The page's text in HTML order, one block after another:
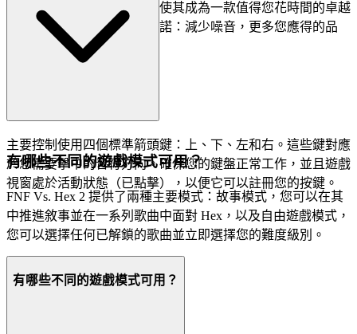
機和藝廊這樣的深度功能，使其成為一款值得您花時間的卓越
遊戲。這就是我們的策劃承諾：減少噪音，更多您應得的品
主要控制使用四個標準箭頭鍵：上、下、左和右。這些鍵對應
於您需要擊中的音符方向。確保您的鍵盤正常工作，並且遊戲
視窗處於活動狀態（已點擊），以便它可以註冊您的按鍵。
有哪些不同的遊戲模式可用？
FNF Vs. Hex 2 提供了兩種主要模式：故事模式，您可以在其
中推進敘事並在一系列歌曲中面對 Hex，以及自由遊戲模式，
您可以選擇任何已解鎖的歌曲並立即選擇您的難度級別。
有哪些不同的遊戲模式可用？